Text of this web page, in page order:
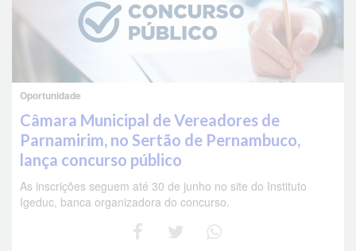
Oportunidade
Câmara Municipal de Vereadores de
Parnamirim, no Sertão de Pernambuco,
lança concurso público
As inscrições seguem até 30 de junho no site do Instituto
Igeduc, banca organizadora do concurso.